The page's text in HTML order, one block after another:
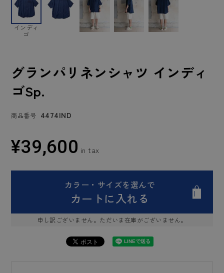
インディ
ゴ
グランパリネンシャツ インディ
ゴSp.
商品番号 4474IND
¥39,600
カラー・サイズを選んで
カートに入れる
申し訳ございません。ただいま在庫がございません。